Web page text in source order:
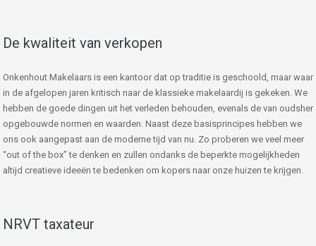
De kwaliteit van verkopen
Onkenhout Makelaars is een kantoor dat op traditie is geschoold, maar waar
in de afgelopen jaren kritisch naar de klassieke makelaardij is gekeken. We
hebben de goede dingen uit het verleden behouden, evenals de van oudsher
opgebouwde normen en waarden. Naast deze basisprincipes hebben we
ons ook aangepast aan de moderne tijd van nu. Zo proberen we veel meer
“out of the box” te denken en zullen ondanks de beperkte mogelijkheden
altijd creatieve ideeën te bedenken om kopers naar onze huizen te krijgen.
NRVT taxateur